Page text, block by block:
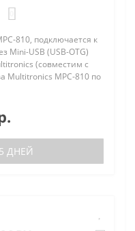
810, подключается к
Mini-USB (USB-OTG)
(совместим с
Multitronics MPC-810 по
ДНЕЙ